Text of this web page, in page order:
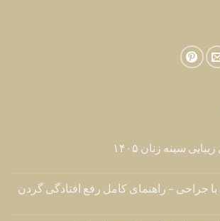
سینه زنان ۱۴۰۵
جراحی – راهنمای کامل رفع افتادگی گردن